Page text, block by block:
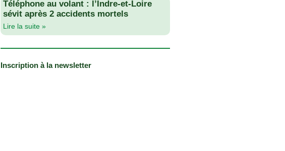
Téléphone au volant : l’Indre-et-Loire
sévit après 2 accidents mortels
Lire la suite »
Inscription à la newsletter